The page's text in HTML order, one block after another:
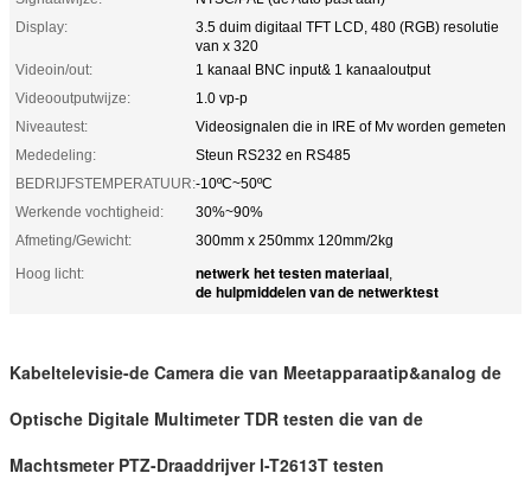
Display:
3.5 duim digitaal TFT LCD, 480 (RGB) resolutie
van x 320
Videoin/out:
1 kanaal BNC input& 1 kanaaloutput
Videooutputwijze:
1.0 vp-p
Niveautest:
Videosignalen die in IRE of Mv worden gemeten
Mededeling:
Steun RS232 en RS485
BEDRIJFSTEMPERATUUR:-10ºC~50ºC
Werkende vochtigheid:
30%~90%
Afmeting/Gewicht:
300mm x 250mmx 120mm/2kg
Hoog licht:
netwerk het testen materiaal,
de hulpmiddelen van de netwerktest
Kabeltelevisie-de Camera die van Meetapparaatip&analog de
Optische Digitale Multimeter TDR testen die van de
Machtsmeter PTZ-Draaddrijver l-T2613T testen